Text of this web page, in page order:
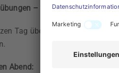
– Körper und Geist
Tag über oder bewegen
Abend: